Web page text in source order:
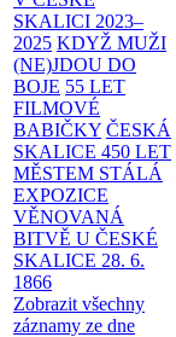
SKALICI 2023–
2025 KDYŽ MUŽI
(NE)JDOU DO
BOJE 55 LET
FILMOVÉ
BABIČKY ČESKÁ
SKALICE 450 LET
MĚSTEM STÁLÁ
EXPOZICE
VĚNOVANÁ
BITVĚ U ČESKÉ
SKALICE 28. 6.
1866
Zobrazit všechny
záznamy ze dne